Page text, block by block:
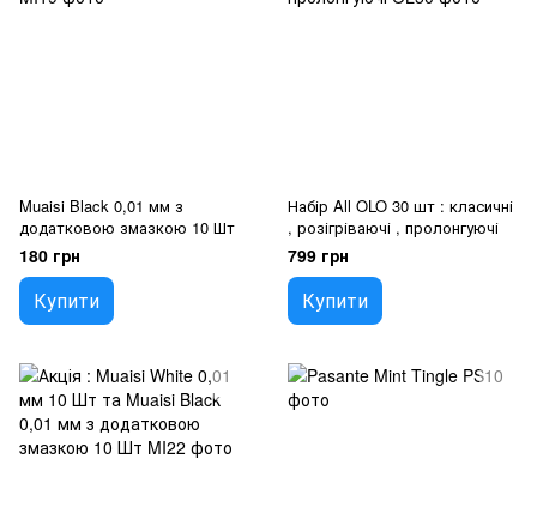
Muaisi Black 0,01 мм з
додатковою змазкою 10 Шт
180 грн
Купити
Набір All OLO 30 шт : класичні
, розігріваючі , пролонгуючі
799 грн
Купити